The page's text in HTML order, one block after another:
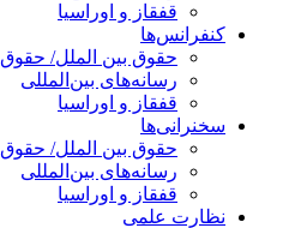
قفقاز و اوراسیا
کنفرانس‌ها
حقوق بین الملل/ حقوق
رسانه‌های بین‌المللی
قفقاز و اوراسیا
سخنرانی‌ها
حقوق بین الملل/ حقوق
رسانه‌های بین‌المللی
قفقاز و اوراسیا
نظارت علمی